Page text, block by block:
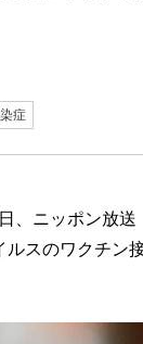
症
、ニッポン放送
スのワクチン